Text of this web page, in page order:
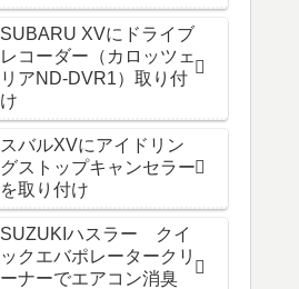
SUBARU XVにドライブ
レコーダー（カロッツェ
リアND-DVR1）取り付
け
スバルXVにアイドリン
グストップキャンセラー
を取り付け
SUZUKIハスラー クイ
ックエバポレータークリ
ーナーでエアコン消臭